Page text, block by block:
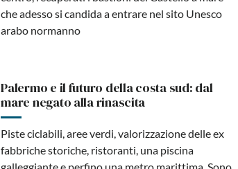
che adesso si candida a entrare nel sito Unesco
arabo normanno
Palermo e il futuro della costa sud: dal
mare negato alla rinascita
Piste ciclabili, aree verdi, valorizzazione delle ex
fabbriche storiche, ristoranti, una piscina